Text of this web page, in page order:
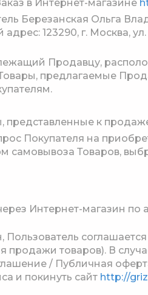
в Интернет-магазине
Березанская Ольга
123290, г. Москва,
Продавцу,
предлагаемые
к
Покупателя на
самовывоза Товаров,
Интернет-магазин по
Пользователь
товаров). В
/ Публичная
и покинуть сайт http://